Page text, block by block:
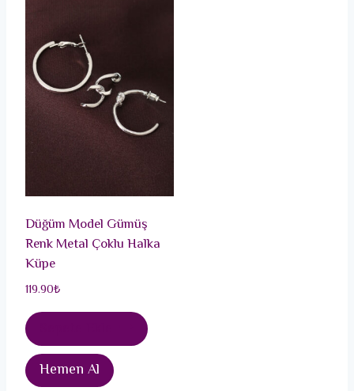
Düğüm Model Gümüş
Renk Metal Çoklu Halka
Küpe
119.90₺
Hemen Al